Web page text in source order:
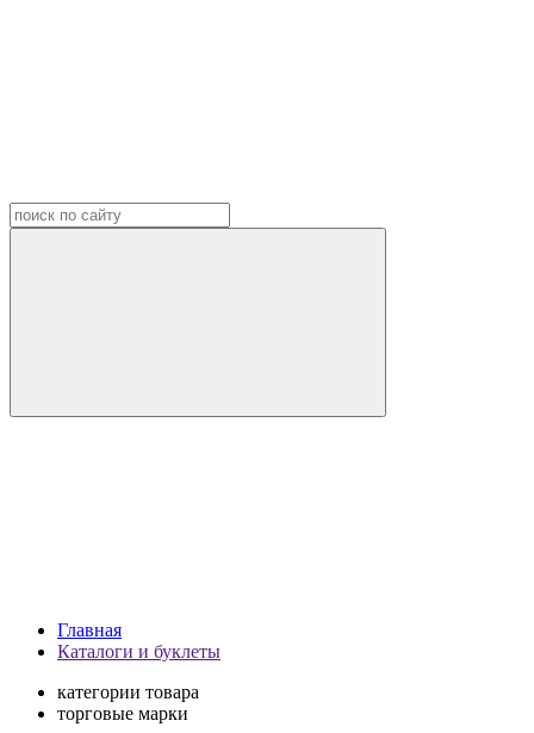
Главная
Каталоги и буклеты
категории товара
торговые марки